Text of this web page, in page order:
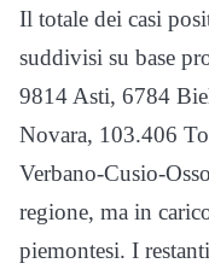
Il totale dei casi
suddivisi su base
9814 Asti, 6784
Novara, 103.406
Verbano-Cusio-
regione, ma in
piemontesi. I